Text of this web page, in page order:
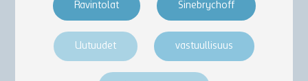
Ravintolat Sinebrychoff
Uutuudet vastuullisuus